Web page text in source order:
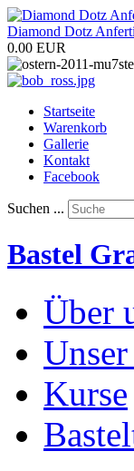
Diamond Dotz
0.00 EUR
Startseite
Warenkorb
Gallerie
Kontakt
Facebook
Suchen ...
Bastel
Über
Kurse